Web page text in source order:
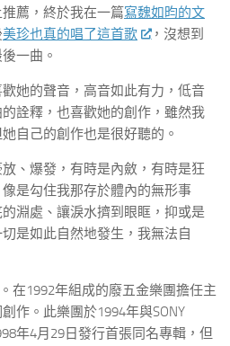
薦，終於我在一篇寫魏如昀的文
美珍也真的唱了這首歌
，沒想到
一曲。
她的聲音，高音如此有力，低音
詮釋，也喜歡她的創作，雖然我
自己的創作也是很好聽的。
、爆發，有時是內斂，有時是狂
是勾住我那存於體內的無形事
淵處、讓淚水擠到眼眶，抑或是
是如此自然地發生，我無法自
在1992年組成的廢五金樂團擔任主
作。此樂團於1994年與SONY
年4月29日發行首張同名專輯，但